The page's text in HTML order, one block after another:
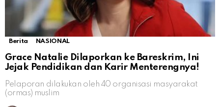
Berita NASIONAL
Grace Natalie Dilaporkan ke Bareskrim, Ini
Jejak Pendidikan dan Karir Menterengnya!
Pelaporan dilakukan oleh 40 organisasi masyarakat
(ormas) muslim